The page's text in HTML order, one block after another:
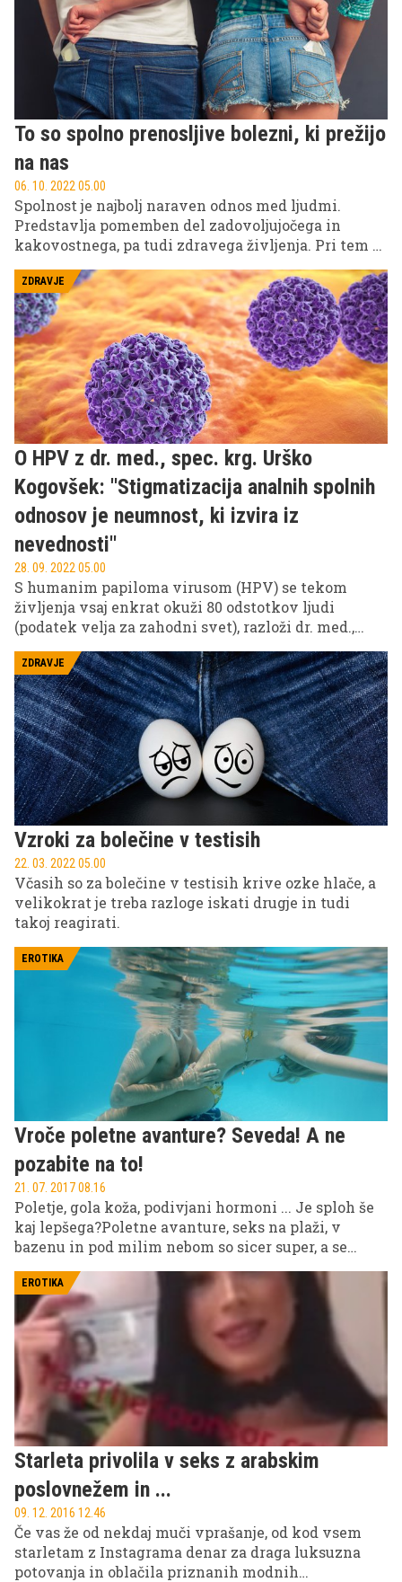
To so spolno prenosljive bolezni, ki prežijo
na nas
06. 10. 2022 05.00
Spolnost je najbolj naraven odnos med ljudmi.
Predstavlja pomemben del zadovoljujočega in
kakovostnega, pa tudi zdravega življenja. Pri tem se
prenosljive okužbe oz. bolezni, zdrava spolnost pa
ni pomembna zgolj iz stališča preprečevanja
bolezni, ampak tudi zdravega načina življenja in
duševnega zdravja.
ZDRAVJE
O HPV z dr. med., spec. krg. Urško
Kogovšek: ''Stigmatizacija analnih spolnih
odnosov je neumnost, ki izvira iz
nevednosti''
28. 09. 2022 05.00
S humanim papiloma virusom (HPV) se tekom
življenja vsaj enkrat okuži 80 odstotkov ljudi
(podatek velja za zahodni svet), razloži dr. med.,
večina spolno aktivnih oseb. HPV velja za eno
najpogostejših prenosljivih spolnih bolezni. V
večini primerov poteka brez simptomov ali znakov,
lahko pa pride do nastanka (pred)rakavih
sprememb.
ZDRAVJE
Vzroki za bolečine v testisih
22. 03. 2022 05.00
Včasih so za bolečine v testisih krive ozke hlače, a
velikokrat je treba razloge iskati drugje in tudi
takoj reagirati.
EROTIKA
Vroče poletne avanture? Seveda! A ne
pozabite na to!
21. 07. 2017 08.16
Poletje, gola koža, podivjani hormoni ... Je sploh še
kaj lepšega?Poletne avanture, seks na plaži, v
bazenu in pod milim nebom so sicer super, a se
lahko vse radosti hitro spremenijo v nočno moro, če
se vam zgodi kaj od spodaj navedenega ...
EROTIKA
Starleta privolila v seks z arabskim
poslovnežem in ...
09. 12. 2016 12.46
Če vas že od nekdaj muči vprašanje, od kod vsem
starletam z Instagrama denar za draga luksuzna
potovanja in oblačila priznanih modnih